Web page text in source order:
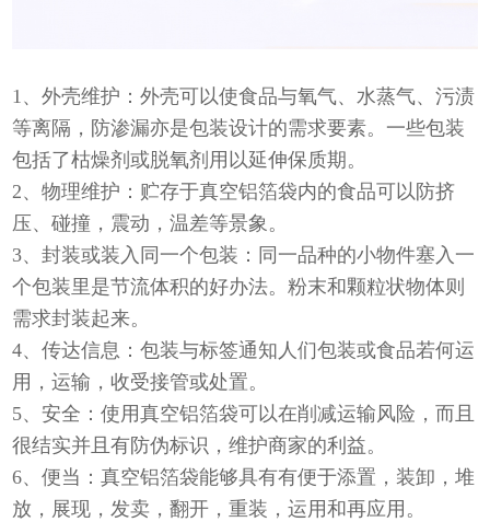
1、外壳维护：外壳可以使食品与氧气、水蒸气、污渍
等离隔，防渗漏亦是包装设计的需求要素。一些包装
包括了枯燥剂或脱氧剂用以延伸保质期。
2、物理维护：贮存于真空铝箔袋内的食品可以防挤
压、碰撞，震动，温差等景象。
3、封装或装入同一个包装：同一品种的小物件塞入一
个包装里是节流体积的好办法。粉末和颗粒状物体则
需求封装起来。
4、传达信息：包装与标签通知人们包装或食品若何运
用，运输，收受接管或处置。
5、安全：使用真空铝箔袋可以在削减运输风险，而且
很结实并且有防伪标识，维护商家的利益。
6、便当：真空铝箔袋能够具有有便于添置，装卸，堆
放，展现，发卖，翻开，重装，运用和再应用。